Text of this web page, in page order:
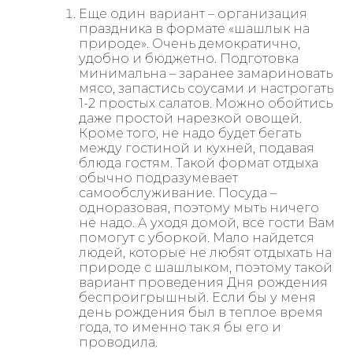
Еще один вариант – организация
праздника в формате «шашлык на
природе». Очень демократично,
удобно и бюджетно. Подготовка
минимальна – заранее замариновать
мясо, запастись соусами и настрогать
1-2 простых салатов. Можно обойтись
даже простой нарезкой овощей.
Кроме того, не надо будет бегать
между гостиной и кухней, подавая
блюда гостям. Такой формат отдыха
обычно подразумевает
самообслуживание. Посуда –
одноразовая, поэтому мыть ничего
не надо. А уходя домой, все гости Вам
помогут с уборкой. Мало найдется
людей, которые не любят отдыхать на
природе с шашлыком, поэтому такой
вариант проведения Дня рождения
беспроигрышный. Если бы у меня
день рождения был в теплое время
года, то именно так я бы его и
проводила.